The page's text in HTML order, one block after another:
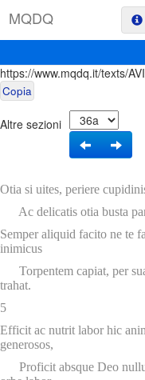
MQDQ
https://www.mqdq.it/texts/
Copia
Altre sezioni
Otia si uites, periere
Ac delicatis otia busta
Semper aliquid facito ne te
inimicus
Torpentem capiat, per
trahat.
5
Efficit ac nutrit labor hic
generosos,
Proficit absque Deo